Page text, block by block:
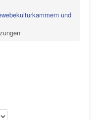
und